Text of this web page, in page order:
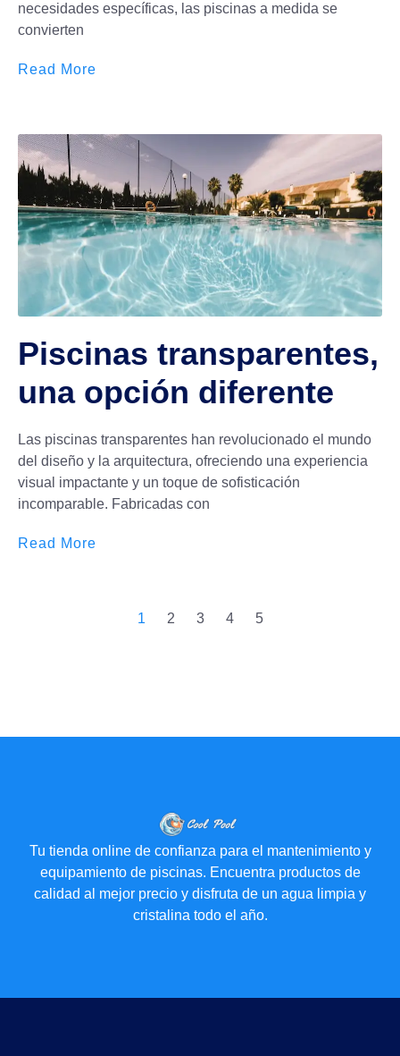
necesidades específicas, las piscinas a medida se
convierten
Read More
Piscinas transparentes,
una opción diferente
Las piscinas transparentes han revolucionado el mundo
del diseño y la arquitectura, ofreciendo una experiencia
visual impactante y un toque de sofisticación
incomparable. Fabricadas con
Read More
1 2 3 4 5
Tu tienda online de confianza para el mantenimiento y
equipamiento de piscinas. Encuentra productos de
calidad al mejor precio y disfruta de un agua limpia y
cristalina todo el año.